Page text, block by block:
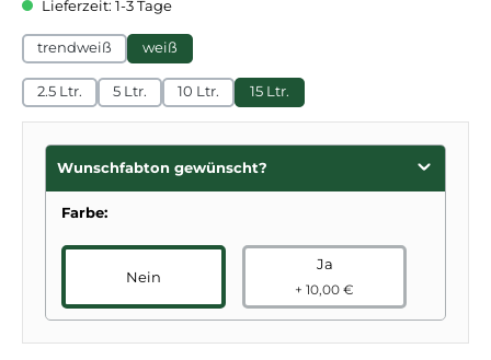
Lieferzeit: 1-3 Tage
trendweiß weiß
2.5 Ltr. 5 Ltr. 10 Ltr. 15 Ltr.
Wunschfabton gewünscht?
Farbe:
Nein
Ja
+ 10,00 €